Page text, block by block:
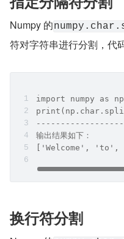
Numpy 的
符对字符串进行分割，代
import numpy as np
输出结果如下：
['Welcome', 'to',
换行符分割